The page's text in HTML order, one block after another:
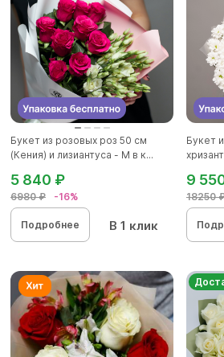
Букет из розовых роз 50 см
(Кения) и лизиантуса - М в к...
6980 ₽ -16%
5 840 ₽
Подробнее В 1 клик
Букет
18250
9